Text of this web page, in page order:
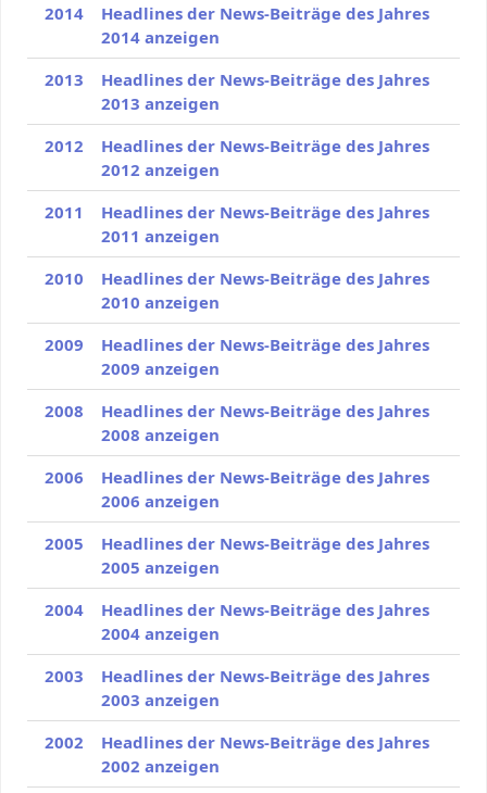
2014
Headlines der News-Beiträge des Jahres
2014 anzeigen
2013
Headlines der News-Beiträge des Jahres
2013 anzeigen
2012
Headlines der News-Beiträge des Jahres
2012 anzeigen
2011
Headlines der News-Beiträge des Jahres
2011 anzeigen
2010
Headlines der News-Beiträge des Jahres
2010 anzeigen
2009
Headlines der News-Beiträge des Jahres
2009 anzeigen
2008
Headlines der News-Beiträge des Jahres
2008 anzeigen
2006
Headlines der News-Beiträge des Jahres
2006 anzeigen
2005
Headlines der News-Beiträge des Jahres
2005 anzeigen
2004
Headlines der News-Beiträge des Jahres
2004 anzeigen
2003
Headlines der News-Beiträge des Jahres
2003 anzeigen
2002
Headlines der News-Beiträge des Jahres
2002 anzeigen